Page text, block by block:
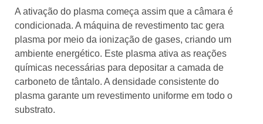
A ativação do plasma começa assim que a câmara é
condicionada. A máquina de revestimento tac gera
plasma por meio da ionização de gases, criando um
ambiente energético. Este plasma ativa as reações
químicas necessárias para depositar a camada de
carboneto de tântalo. A densidade consistente do
plasma garante um revestimento uniforme em todo o
substrato.